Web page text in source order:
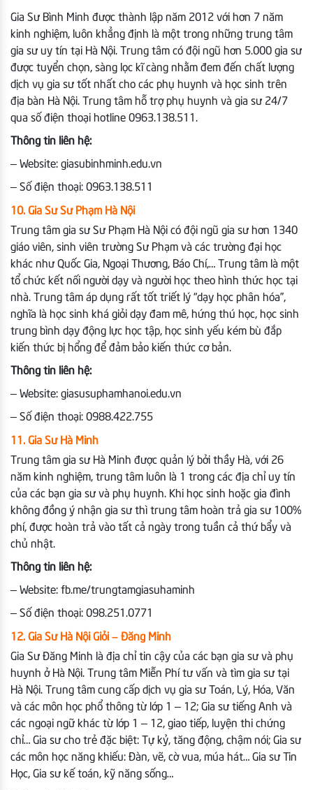
Gia Sư Bình Minh được thành lập năm 2012 với hơn 7 năm
kinh nghiệm, luôn khẳng định là một trong những trung tâm
gia sư uy tín tại Hà Nội. Trung tâm có đội ngũ hơn 5.000 gia sư
được tuyển chọn, sàng lọc kĩ càng nhằm đem đến chất lượng
dịch vụ gia sư tốt nhất cho các phụ huynh và học sinh trên
địa bàn Hà Nội. Trung tâm hỗ trợ phụ huynh và gia sư 24/7
qua số điện thoại hotline 0963.138.511.
Thông tin liên hệ:
– Website: giasubinhminh.edu.vn
– Số điện thoại: 0963.138.511
10. Gia Sư Sư Phạm Hà Nội
Trung tâm gia sư Sư Phạm Hà Nội có đội ngũ gia sư hơn 1340
giáo viên, sinh viên trường Sư Phạm và các trường đại học
khác như Quốc Gia, Ngoại Thương, Báo Chí,… Trung tâm là một
tổ chức kết nối người dạy và người học theo hình thức học tại
nhà. Trung tâm áp dụng rất tốt triết lý “dạy học phân hóa”,
nghĩa là học sinh khá giỏi dạy đam mê, hứng thú học, học sinh
trung bình dạy động lực học tập, học sinh yếu kém bù đắp
kiến thức bị hổng để đảm bảo kiến thức cơ bản.
Thông tin liên hệ:
– Website: giasusuphamhanoi.edu.vn
– Số điện thoại: 0988.422.755
11. Gia Sư Hà Minh
Trung tâm gia sư Hà Minh được quản lý bởi thầy Hà, với 26
năm kinh nghiệm, trung tâm luôn là 1 trong các địa chỉ uy tín
của các bạn gia sư và phụ huynh. Khi học sinh hoặc gia đình
không đồng ý nhận gia sư thì trung tâm hoàn trả gia sư 100%
phí, được hoàn trả vào tất cả ngày trong tuần cả thứ bẩy và
chủ nhật.
Thông tin liên hệ:
– Website: fb.me/trungtamgiasuhaminh
– Số điện thoại: 098.251.0771
12. Gia Sư Hà Nội Giỏi – Đăng Minh
Gia Sư Đăng Minh là địa chỉ tin cậy của các bạn gia sư và phụ
huynh ở Hà Nội. Trung tâm Miễn Phí tư vấn và tìm gia sư tại
Hà Nội. Trung tâm cung cấp dịch vụ gia sư Toán, Lý, Hóa, Văn
và các môn học phổ thông từ lớp 1 – 12; Gia sư tiếng Anh và
các ngoại ngữ khác từ lớp 1 – 12, giao tiếp, luyện thi chứng
chỉ… Gia sư cho trẻ đặc biệt: Tự kỷ, tăng động, chậm nói; Gia sư
các môn học năng khiếu: Đàn, vẽ, cờ vua, múa hát… Gia sư Tin
Học, Gia sư kế toán, kỹ năng sống…